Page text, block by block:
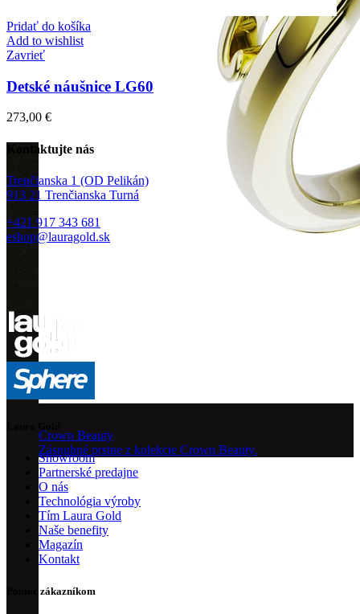
Crown Beauty
Zásnubné prstne z kolekcie Crown Beauty.
Pridať do košíka
Add to wishlist
Zavrieť
Detské náušnice LG60
273,00 €
Kontaktujte nás
Trenčianska 1 (OD Pelikán)
913 21 Trenčianska Turná
+421 917 343 681
eshop@lauragold.sk
Showroom
Partnerské predajne
O nás
Technológia výroby
Tím Laura Gold
Naše benefity
Magazín
Kontakt
Pomoc zákazníkom